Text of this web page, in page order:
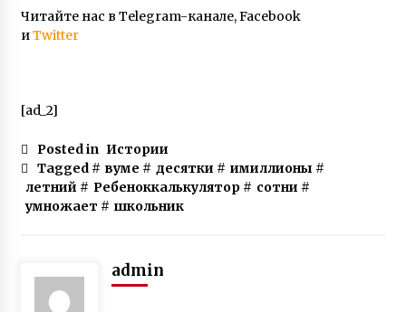
Читайте нас в Telegram-канале, Facebook
иTwitter
[ad_2]
Posted in Истории
Tagged # вуме # десятки # имиллионы #
летний # Ребеноккалькулятор# сотни #
умножает # школьник
admin